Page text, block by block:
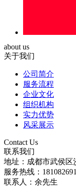
about us
关于我们
公司简介
服务流程
企业文化
组织机构
实力优势
风采展示
Contact Us
联系我们
地址：成都市武侯区
服务热线：
联系人：余先生